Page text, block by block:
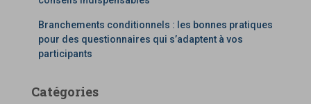
Branchements conditionnels : les bonnes pratiques
pour des questionnaires qui s’adaptent à vos
participants
Catégories